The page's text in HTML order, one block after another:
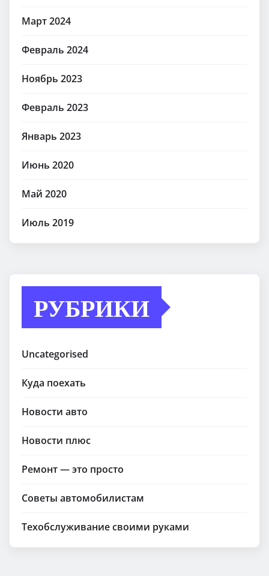
Март 2024
Февраль 2024
Ноябрь 2023
Февраль 2023
Январь 2023
Июнь 2020
Май 2020
Июль 2019
РУБРИКИ
Uncategorised
Куда поехать
Новости авто
Новости плюс
Ремонт — это просто
Советы автомобилистам
Техобслуживание своими руками